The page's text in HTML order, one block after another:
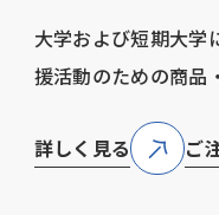
大学および短期大学
援活動のための商品
詳しく見る ご